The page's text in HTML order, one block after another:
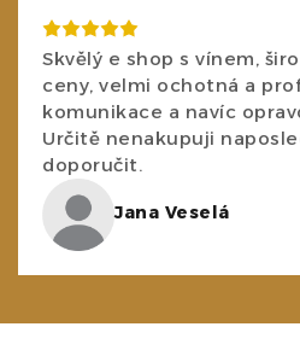
Skvělý e shop s vínem,
ceny, velmi ochotná a
komunikace a navíc
Určitě nenakupuji
doporučit.
Jana Veselá